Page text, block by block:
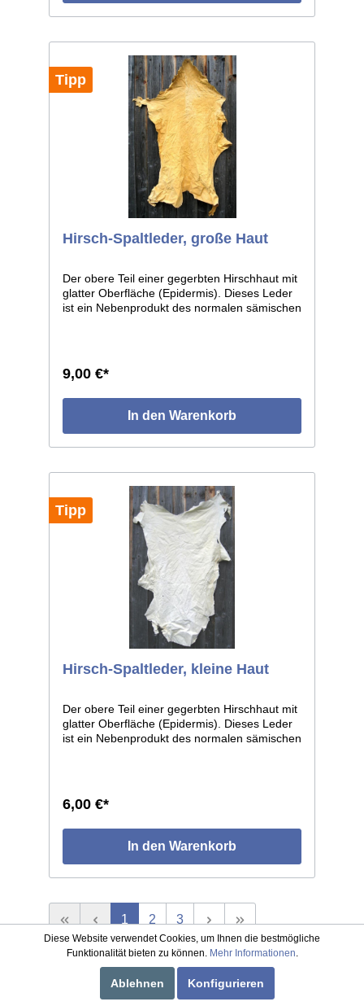
Tipp
Hirsch-Spaltleder, große Haut
Der obere Teil einer gegerbten Hirschhaut mit
glatter Oberfläche (Epidermis). Dieses Leder
ist ein Nebenprodukt des normalen sämischen
z.B. Puppen, Täschchen, Fransen, etc. zu
verarbeiten. Größe: ca. 1,3 qm.
9,00 €*
In den Warenkorb
Tipp
Hirsch-Spaltleder, kleine Haut
Der obere Teil einer gegerbten Hirschhaut mit
glatter Oberfläche (Epidermis). Dieses Leder
ist ein Nebenprodukt des normalen sämischen
z.B. Puppen, Täschchen, Fransen, etc. zu
verarbeiten. Meist in sämischer Gerbung oder
weiß lieferbar. Größe: ca. 0,8 qm.
6,00 €*
In den Warenkorb
1 2 3
Service-Hotline
Diese Website verwendet Cookies, um Ihnen die bestmögliche
Funktionalität bieten zu können. Mehr Informationen.
Ablehnen Konfigurieren